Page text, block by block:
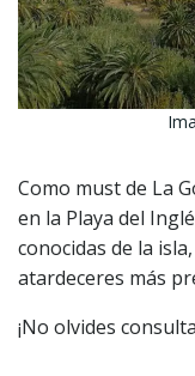
Como must de La
en la Playa del
conocidas de la
atardeceres más
¡No olvides